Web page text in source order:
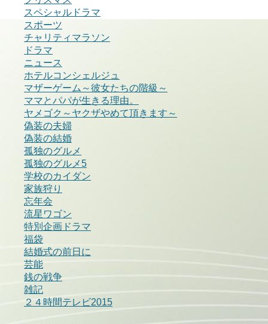
スペシャルドラマ
スポーツ
チャリティマラソン
ドラマ
ニュース
ホテルコンシェルジュ
マザーゲーム～彼女たちの階級～
ママとパパが生きる理由。
ヤメゴク～ヤクザやめて頂きます～
偽装の夫婦
偽装の結婚
孤独のグルメ
孤独のグルメ5
学校のカイダン
家族狩り
忘年会
流星ワゴン
特別企画ドラマ
福袋
結婚式の前日に
芸能
銭の戦争
雑記
２４時間テレビ2015